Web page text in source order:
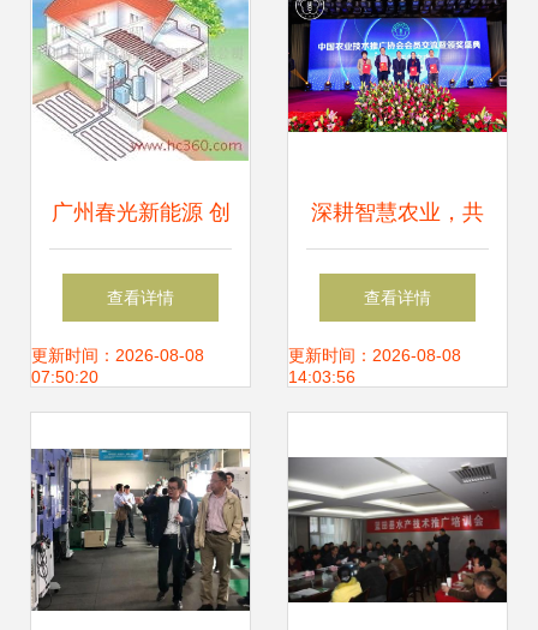
广州春光新能源 创
新科技驱动绿色能
源未来
查看详情
更新时间：2026-08-08
07:50:20
深耕智慧农业，共
促技术推广——中
国农业技术推广协
大会在京召开
查看详情
更新时间：2026-08-08
14:03:56